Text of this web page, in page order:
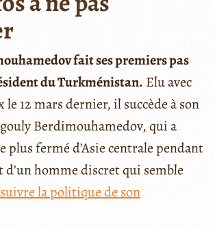
fait ses premiers pas
du Turkménistan. Elu avec
le 12 mars dernier, il succède à son
Berdimouhamedov, qui a
plus fermé d’Asie centrale pendant
d’un homme discret qui semble
la politique de son